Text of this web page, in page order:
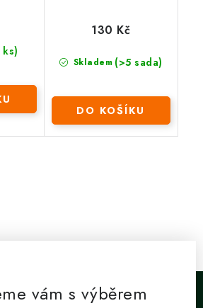
ks)
Skladem (>5 sada)
130 Kč
DO KOŠÍKU
vám s výběrem